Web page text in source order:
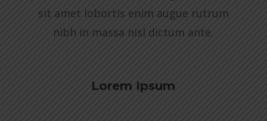
sit amet lobortis enim augue rutrum
nibh in massa nisl dictum ante.
Lorem Ipsum